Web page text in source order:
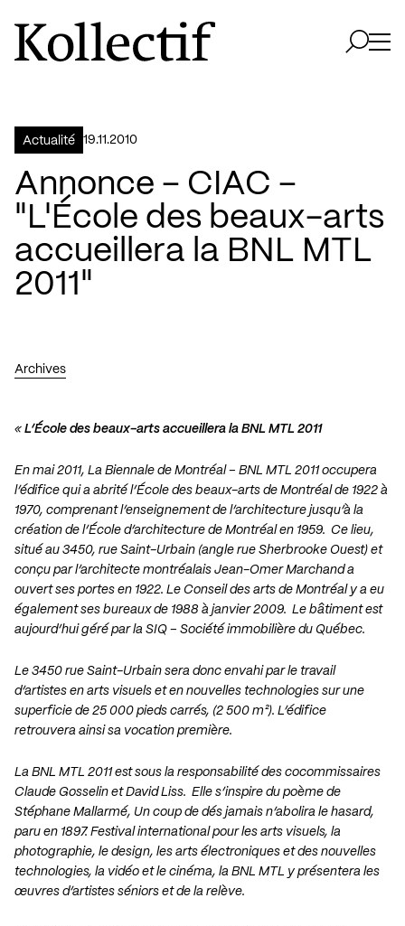
Aller à la page d'accueil
Logo Kollectif
Actualité 19.11.2010
Annonce – CIAC –
"L'École des beaux-arts
accueillera la BNL MTL
2011"
Archives
« L’École des beaux-arts accueillera la BNL MTL 2011
En mai 2011, La Biennale de Montréal – BNL MTL 2011 occupera
l’édifice qui a abrité l’École des beaux-arts de Montréal de 1922 à
1970, comprenant l’enseignement de l’architecture jusqu’à la
création de l’École d’architecture de Montréal en 1959. Ce lieu,
situé au 3450, rue Saint-Urbain (angle rue Sherbrooke Ouest) et
conçu par l’architecte montréalais Jean-Omer Marchand a
ouvert ses portes en 1922. Le Conseil des arts de Montréal y a eu
également ses bureaux de 1988 à janvier 2009. Le bâtiment est
aujourd’hui géré par la SIQ – Société immobilière du Québec.
Le 3450 rue Saint-Urbain sera donc envahi par le travail
d’artistes en arts visuels et en nouvelles technologies sur une
superficie de 25 000 pieds carrés, (2 500 m²). L’édifice
retrouvera ainsi sa vocation première.
La BNL MTL 2011 est sous la responsabilité des cocommissaires
Claude Gosselin et David Liss. Elle s’inspire du poème de
Stéphane Mallarmé, Un coup de dés jamais n’abolira le hasard,
paru en 1897. Festival international pour les arts visuels, la
photographie, le design, les arts électroniques et des nouvelles
technologies, la vidéo et le cinéma, la BNL MTL y présentera les
œuvres d’artistes séniors et de la relève.